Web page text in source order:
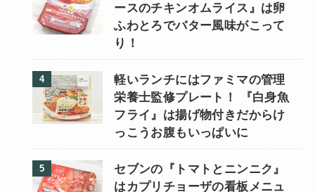
ースのチキンオムライス』は卵
ふわとろでバター風味がこって
り！
軽いランチにはファミマの管理
栄養士監修プレート！ 『白身魚
フライ』は揚げ物付きだからけ
っこうお腹もいっぱいに
セブンの『トマトとニンニク』
はカプリチョーザの看板メニュ